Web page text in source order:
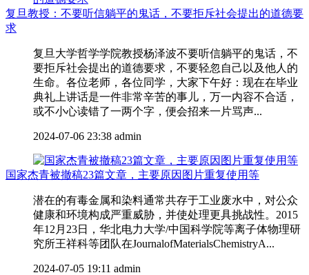
复旦教授：不要听信躺平的鬼话，不要拒斥社会提出的道德要
求
复旦大学哲学学院教授杨泽波不要听信躺平的鬼话，不
要拒斥社会提出的道德要求，不要轻忽自己以及他人的
生命。各位老师，各位同学，大家下午好：现在在毕业
典礼上讲话是一件非常辛苦的事儿，万一内容不合适，
或不小心读错了一两个字，便会招来一片骂声...
2024-07-06 23:38 admin
国家杰青被撤稿23篇文章，主要原因图片重复使用等
潜在的有毒金属和染料通常共存于工业废水中，对公众
健康和环境构成严重威胁，并使处理更具挑战性。2015
年12月23日，华北电力大学/中国科学院等离子体物理研
究所王祥科等团队在JournalofMaterialsChemistryA...
2024-07-05 19:11 admin